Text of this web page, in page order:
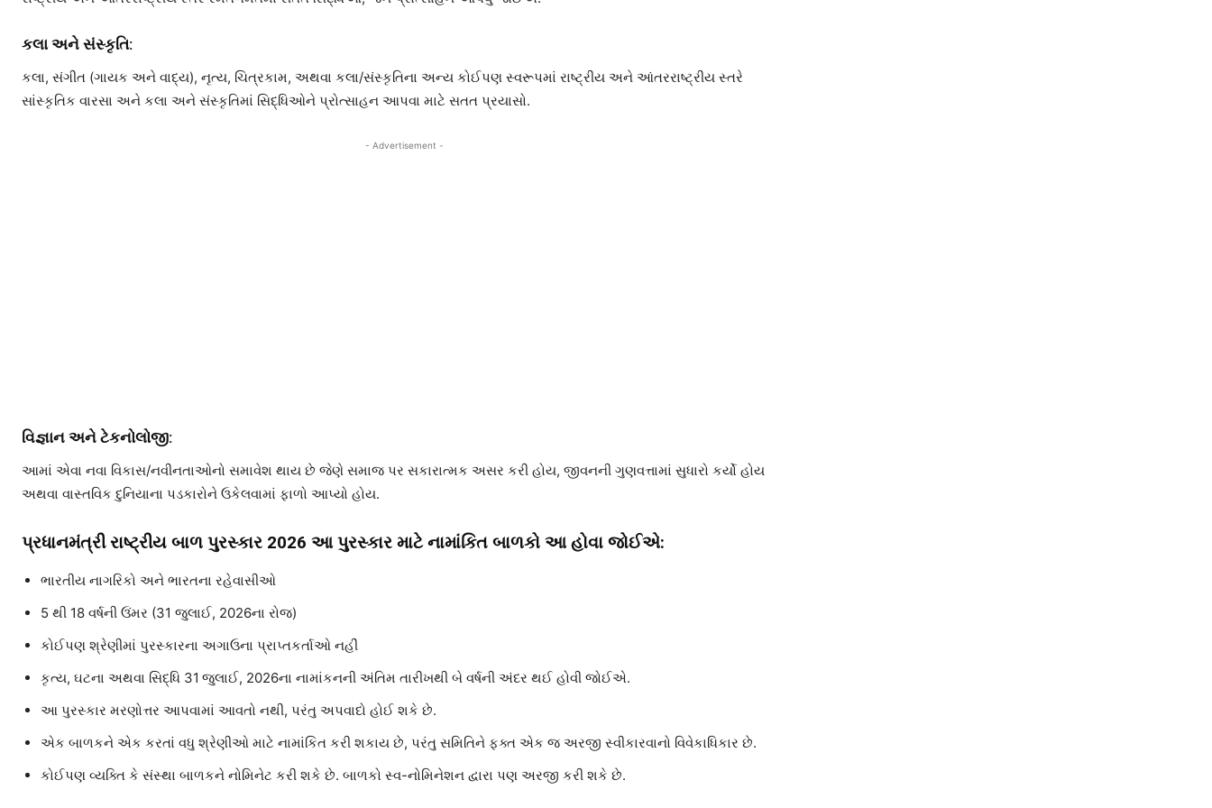
કલા અને સંસ્કૃતિ:
કલા, સંગીત (ગાયક અને વાદ્ય), નૃત્ય, ચિત્રકામ, અથવા કલા/સંસ્કૃતિના અન્ય કોઈપણ સ્વરૂપમાં રાષ્ટ્રીય અને આંતરરાષ્ટ્રીય સ્તરે
સાંસ્કૃતિક વારસા અને કલા અને સંસ્કૃતિમાં સિદ્ધિઓને પ્રોત્સાહન આપવા માટે સતત પ્રયાસો.
- Advertisement -
વિજ્ઞાન અને ટેકનોલોજી:
આમાં એવા નવા વિકાસ/નવીનતાઓનો સમાવેશ થાય છે જેણે સમાજ પર સકારાત્મક અસર કરી હોય, જીવનની ગુણવત્તામાં સુધારો કર્યો હોય
અથવા વાસ્તવિક દુનિયાના પડકારોને ઉકેલવામાં ફાળો આપ્યો હોય.
પ્રધાનમંત્રી રાષ્ટ્રીય બાળ પુરસ્કાર 2026 આ પુરસ્કાર માટે નામાંકિત બાળકો આ હોવા જોઈએ:
ભારતીય નાગરિકો અને ભારતના રહેવાસીઓ
5 થી 18 વર્ષની ઉંમર (31 જુલાઈ, 2026ના રોજ)
કોઈપણ શ્રેણીમાં પુરસ્કારના અગાઉના પ્રાપ્તકર્તાઓ નહીં
કૃત્ય, ઘટના અથવા સિદ્ધિ 31 જુલાઈ, 2026ના નામાંકનની અંતિમ તારીખથી બે વર્ષની અંદર થઈ હોવી જોઈએ.
આ પુરસ્કાર મરણોત્તર આપવામાં આવતો નથી, પરંતુ અપવાદો હોઈ શકે છે.
એક બાળકને એક કરતાં વધુ શ્રેણીઓ માટે નામાંકિત કરી શકાય છે, પરંતુ સમિતિને ફક્ત એક જ અરજી સ્વીકારવાનો વિવેકાધિકાર છે.
કોઈપણ વ્યક્તિ કે સંસ્થા બાળકને નોમિનેટ કરી શકે છે. બાળકો સ્વ-નોમિનેશન દ્વારા પણ અરજી કરી શકે છે.